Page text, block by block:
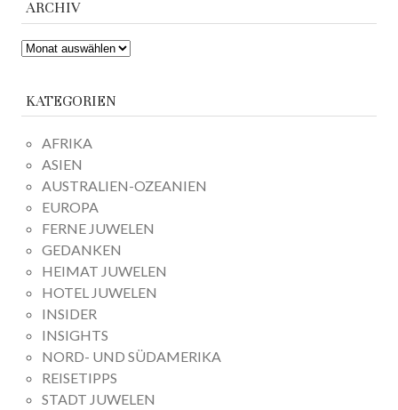
ARCHIV
ARCHIV
KATEGORIEN
AFRIKA
ASIEN
AUSTRALIEN-OZEANIEN
EUROPA
FERNE JUWELEN
GEDANKEN
HEIMAT JUWELEN
HOTEL JUWELEN
INSIDER
INSIGHTS
NORD- UND SÜDAMERIKA
REISETIPPS
STADT JUWELEN